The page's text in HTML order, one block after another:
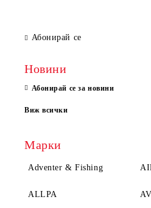
Абонирай се
Новини
Абонирай се за новини
Виж всички
Марки
Adventer & Fishing
ALLPA